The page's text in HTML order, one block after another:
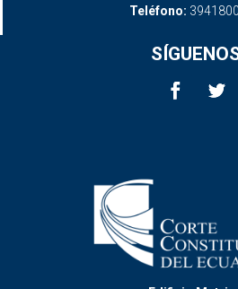
Teléfono: